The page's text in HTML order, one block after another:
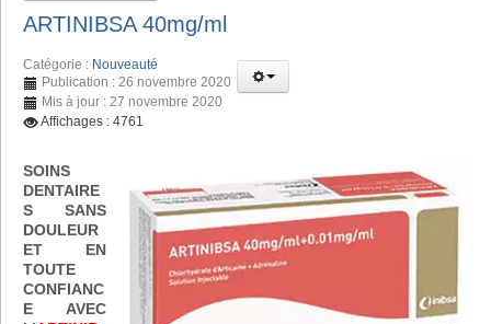
ARTINIBSA 40mg/ml
Catégorie : Nouveauté
Publication : 26 novembre 2020
Mis à jour : 27 novembre 2020
Affichages : 4761
SOINS
DENTAIRE
S SANS
DOULEUR
ET EN
TOUTE
CONFIANC
E AVEC